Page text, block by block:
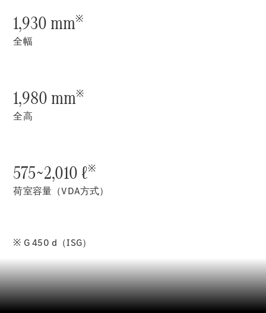
電気自動車モデル
プラグインハイブリッドモデル
Sedan
電気
CLA
Sedan
New
Sedan
Sedan
S-Class
Sedan
New
S-Class
1,930 mm※
全幅
1,980 mm※
全高
575~2,010 ℓ※
荷室容量（VDA方式）
※ G 450 d（ISG）